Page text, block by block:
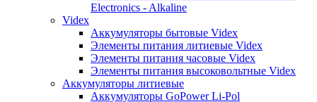
Electronics - Alkaline
Videx
Аккумуляторы бытовые Videx
Элементы питания литиевые Videx
Элементы питания часовые Videx
Элементы питания высоковольтные Videx
Аккумуляторы литиевые
Аккумуляторы GoPower Li-Pol